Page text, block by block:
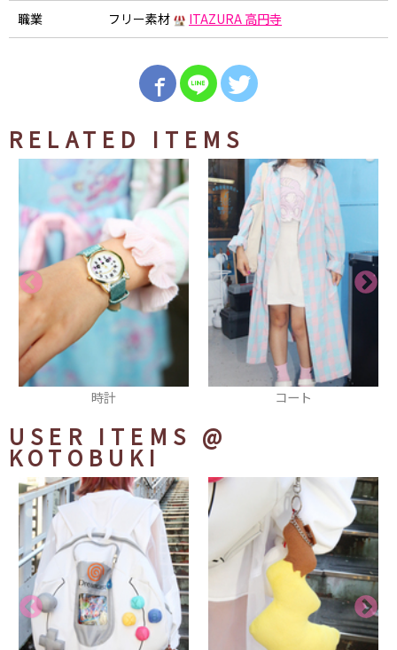
職業 フリー素材 ITAZURA 高円寺
RELATED ITEMS
コート ブレスレット
USER ITEMS @
KOTOBUKI